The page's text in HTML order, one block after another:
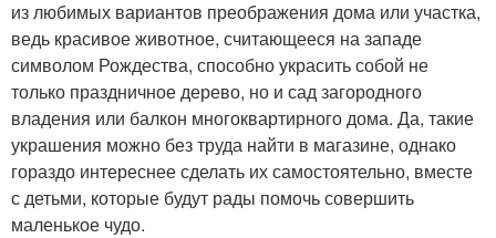
из любимых вариантов преображения дома или участка,
ведь красивое животное, считающееся на западе
символом Рождества, способно украсить собой не
только праздничное дерево, но и сад загородного
владения или балкон многоквартирного дома. Да, такие
украшения можно без труда найти в магазине, однако
гораздо интереснее сделать их самостоятельно, вместе
с детьми, которые будут рады помочь совершить
маленькое чудо.